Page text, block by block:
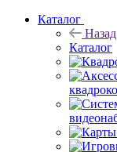
Каталог
Назад
Каталог